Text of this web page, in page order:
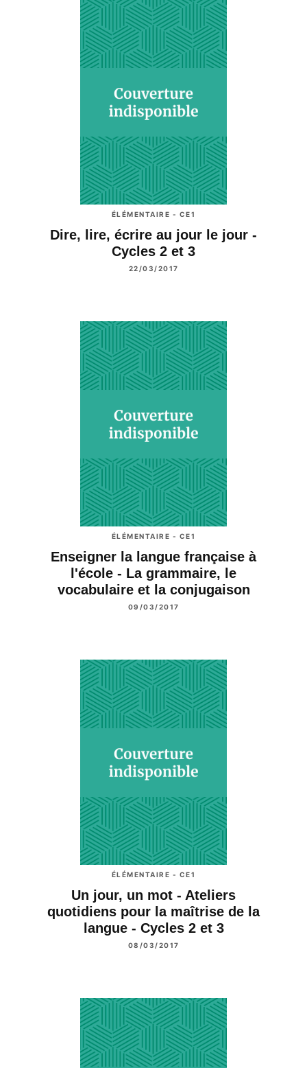
ÉLÉMENTAIRE - CE1
Dire, lire, écrire au jour le jour -
Cycles 2 et 3
22/03/2017
ÉLÉMENTAIRE - CE1
Enseigner la langue française à
l'école - La grammaire, le
vocabulaire et la conjugaison
09/03/2017
ÉLÉMENTAIRE - CE1
Un jour, un mot - Ateliers
quotidiens pour la maîtrise de la
langue - Cycles 2 et 3
08/03/2017